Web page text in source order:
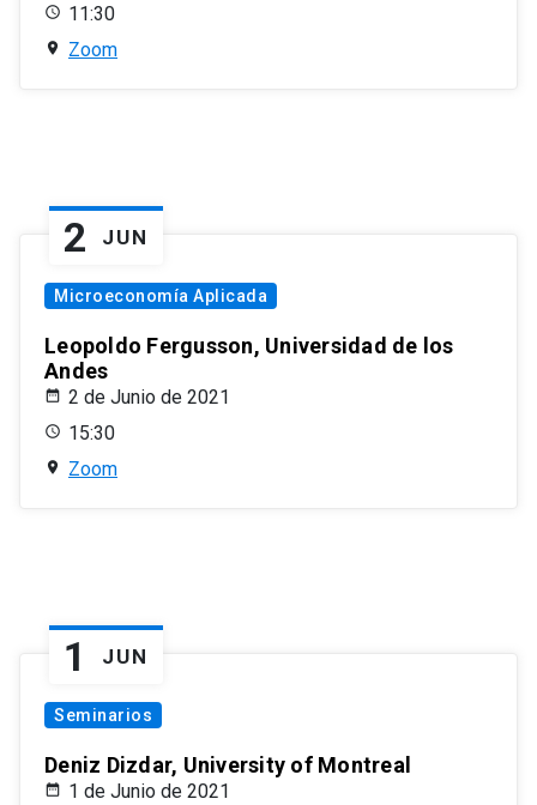
11:30
Zoom
2 JUN
Microeconomía Aplicada
Leopoldo Fergusson, Universidad de los
Andes
2 de Junio de 2021
15:30
Zoom
1 JUN
Seminarios
Deniz Dizdar, University of Montreal
1 de Junio de 2021